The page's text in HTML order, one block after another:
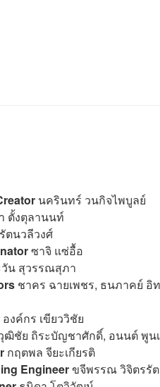
นครินทร์ วนกิจไพบูลย์
ตั้งตุลานนท์
ตนวลีวงศ์
ซาจิ แซ่อื้อ
วัน สุวรรณสุภา
ชาคร ฉายเพชร, ธนภาคย์
องค์กร เขียววิชัย
ฒิชัย ถิระบัญชาศักดิ์, อนนต์ พูน
กฤตพล จียะเกียรติ
Engineerขจีพรรณ วิจิตรรั